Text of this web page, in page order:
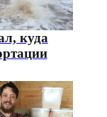
куда